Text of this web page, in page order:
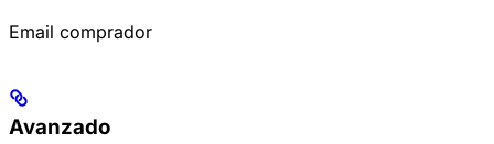
Email comprador
Avanzado